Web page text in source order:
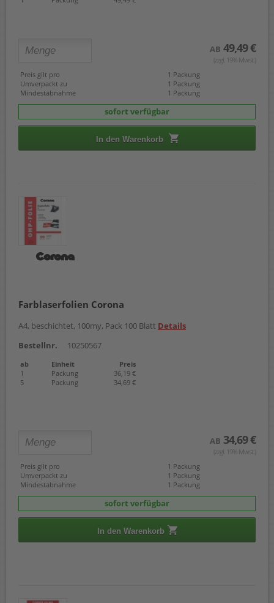
AB 49,49 €
(zzgl. 19% Mwst.)
Preis gilt pro
1 Packung
Umverpackt zu
1 Packung
Mindestabnahme
1 Packung
sofort verfügbar
In den Warenkorb
Farblaserfolien Corona
A4, beschichtet, 100my, Pack 100 Blatt Details
Bestellnr.
10250567
ab Einheit
Preis
1
Packung
36,19 €
5
Packung 34,69 €
AB 34,69 €
(zzgl. 19% Mwst.)
Preis gilt pro
1 Packung
Umverpackt zu
1 Packung
Mindestabnahme
1 Packung
sofort verfügbar
In den Warenkorb